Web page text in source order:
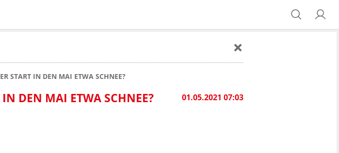
START IN DEN MAI ETWA SCHNEE?
01.05.2021 07:03
IN DEN MAI ETWA SCHNEE?